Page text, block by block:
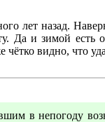
лет назад.
Да и зимой есть
видно, что
в непогоду